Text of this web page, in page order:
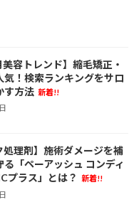
美容トレンド】縮毛矯正・
気！検索ランキングをサロ
す方法 新着!!
処理剤】施術ダメージを補
「ペーアッシュ コンディ
プラス」とは？
新着!!